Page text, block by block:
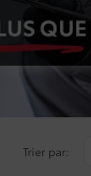
Trier par: